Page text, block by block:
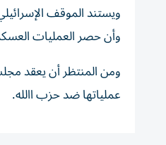
ويستند الموقف
وأن حصر العمليات
ومن المنتظر أن يعقد
عملياتها ضد حزب االله.